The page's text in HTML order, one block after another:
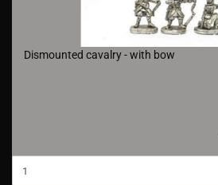
Dismounted cavalry - with bow